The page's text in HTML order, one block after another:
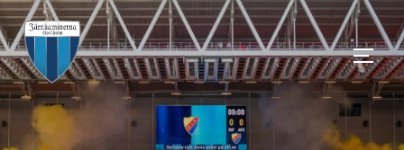
Hoppa
till
innehåll
SLÅ